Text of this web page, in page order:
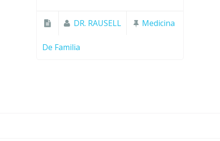
DR. RAUSELL Medicina
De Familia